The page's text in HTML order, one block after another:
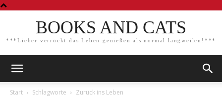
BOOKS AND CATS
***Lieber verrückt das Leben genießen als normal langweilen!***
Start Schlagworte Zurück ins Leben